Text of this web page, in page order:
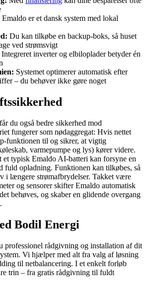
Emaldo er et dansk system med lokal
Du kan tilkøbe en backup-boks, så huset
ved strømsvigt
Integreret inverter og elbiloplader betyder én
Systemet optimerer automatisk efter
– du behøver ikke gøre noget
du også bedre sikkerhed mod
fungerer som nødaggregat: Hvis nettet
funktionen til og sikrer, at vigtig
varmepumpe og lys) kører videre.
et typisk Emaldo AI-batteri kan forsyne en
fuld opladning. Funktionen kan tilkøbes, så
i længere strømafbrydelser. Takket være
og sensorer skifter Emaldo automatisk
behøves, og skaber en glidende overgang
Bodil Energi
professionel rådgivning og installation af dit
Vi hjælper med alt fra valg af løsning
til netbalancering. I et enkelt forløb
trin – fra gratis rådgivning til fuldt